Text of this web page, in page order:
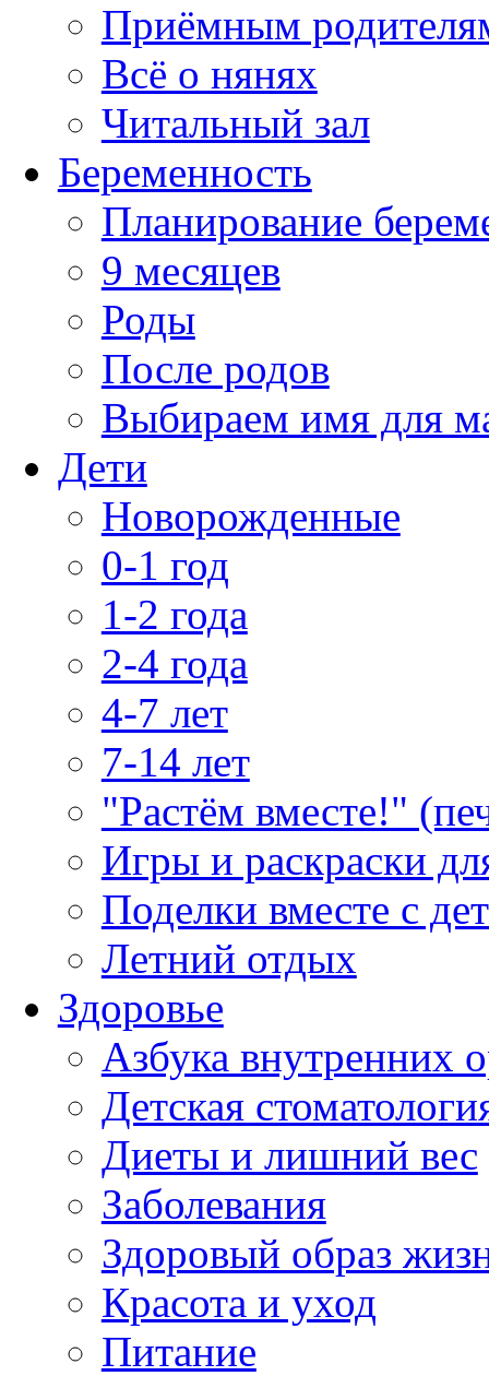
Приёмным
Всё о нянях
Читальный зал
Беременность
Планирование
9 месяцев
Роды
После родов
Выбираем имя для
Дети
Новорожденные
0-1 год
1-2 года
2-4 года
4-7 лет
7-14 лет
"Растём вместе!"
Игры и раскраски
Поделки вместе с
Летний отдых
Здоровье
Азбука внутренних
Детская
Диеты и лишний вес
Заболевания
Здоровый образ
Красота и уход
Питание